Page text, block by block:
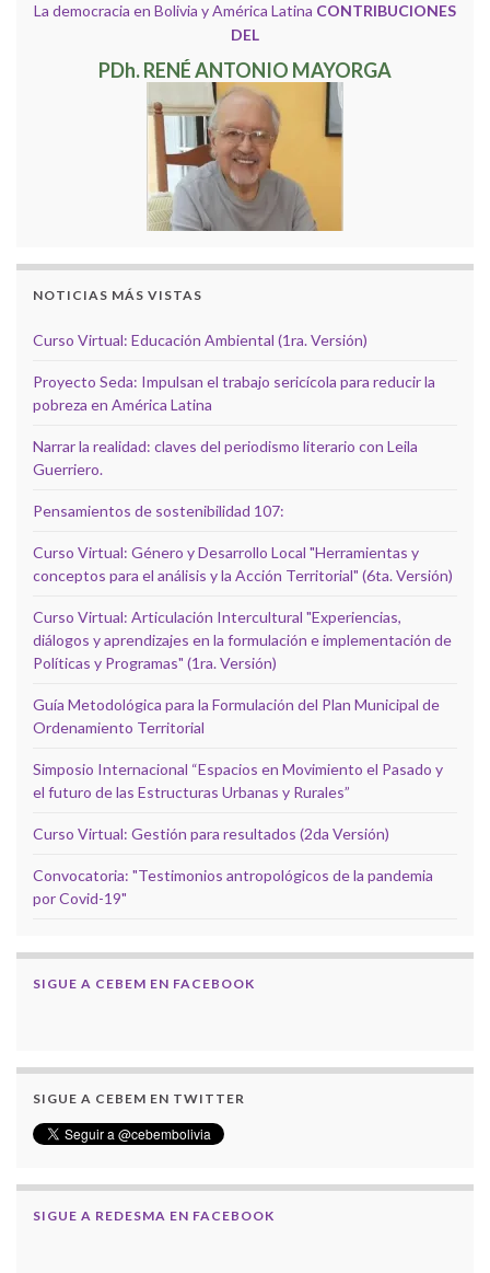
La democracia en Bolivia y América Latina CONTRIBUCIONES
DEL
PDh. RENÉ ANTONIO MAYORGA
NOTICIAS MÁS VISTAS
Curso Virtual: Educación Ambiental (1ra. Versión)
Proyecto Seda: Impulsan el trabajo sericícola para reducir la
pobreza en América Latina
Narrar la realidad: claves del periodismo literario con Leila
Guerriero.
Pensamientos de sostenibilidad 107:
Curso Virtual: Género y Desarrollo Local "Herramientas y
conceptos para el análisis y la Acción Territorial" (6ta. Versión)
Curso Virtual: Articulación Intercultural "Experiencias,
diálogos y aprendizajes en la formulación e implementación de
Políticas y Programas" (1ra. Versión)
Guía Metodológica para la Formulación del Plan Municipal de
Ordenamiento Territorial
Simposio Internacional “Espacios en Movimiento el Pasado y
el futuro de las Estructuras Urbanas y Rurales”
Curso Virtual: Gestión para resultados (2da Versión)
Convocatoria: "Testimonios antropológicos de la pandemia
por Covid-19"
SIGUE A CEBEM EN FACEBOOK
SIGUE A CEBEM EN TWITTER
SIGUE A REDESMA EN FACEBOOK